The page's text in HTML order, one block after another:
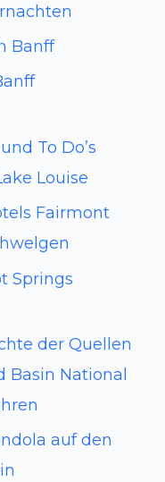
Banff
To Do’s
Louise
Fairmont
Springs
der Quellen
Basin National
auf den